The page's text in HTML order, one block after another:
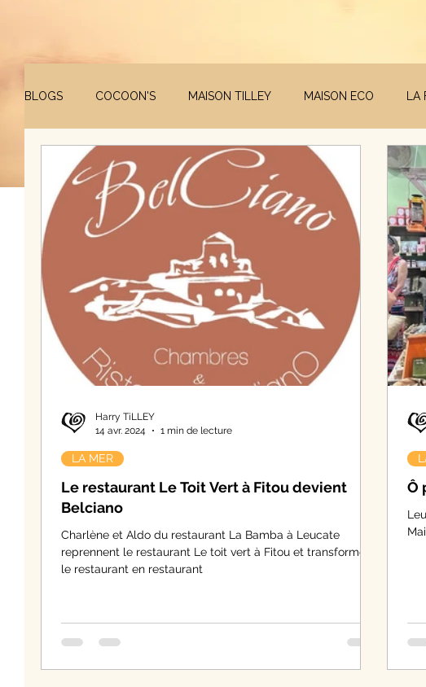
BLOGS COCOON'S MAISON TILLEY MAISON ECO LA
Le restaurant Le Toit Vert à Fitou devient
Belciano
Charlène et Aldo du restaurant La Bamba à Leucate
reprennent le restaurant Le toit vert à Fitou et transforment
le restaurant en restaurant
LA MER
Harry TiLLEY
14 avr. 2024
1 min de lecture
Ô